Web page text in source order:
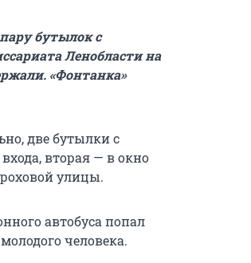
бутылок с
Ленобласти на
«Фонтанка»
две бутылки с
вторая — в окно
улицы.
автобуса попал
человека.